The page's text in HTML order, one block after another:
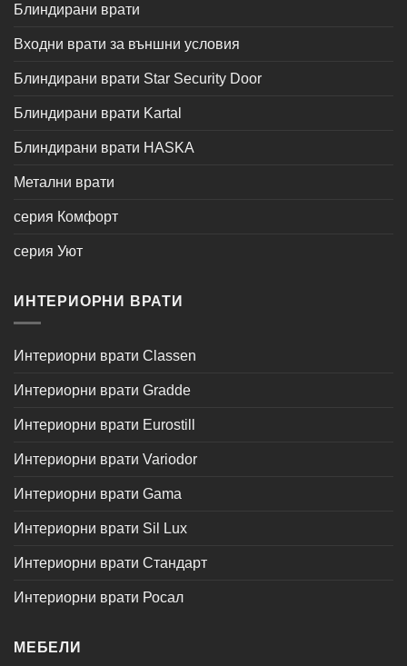
Блиндирани врати
Входни врати за външни условия
Блиндирани врати Star Security Door
Блиндирани врати Kartal
Блиндирани врати HASKA
Метални врати
серия Комфорт
серия Уют
ИНТЕРИОРНИ ВРАТИ
Интериорни врати Classen
Интериорни врати Gradde
Интериорни врати Eurostill
Интериорни врати Variodor
Интериорни врати Gama
Интериорни врати Sil Lux
Интериорни врати Стандарт
Интериорни врати Росал
МЕБЕЛИ